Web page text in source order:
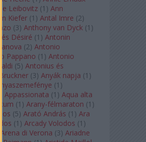
Leibovitz (1 ) Ann
Kiefer (1 ) Antal Imre (2)
(3) Anthony van Dyck (1 )
és Désiré (1 ) Antonin
(2) Antonio
Pappano (1 ) Antonio
(5) Antonius és
(3) Anyák napja (1 )
Anyaszemefénye (1 )
Appassionata (1 ) Aqua alta
(1 ) Arany-félmaraton (1 )
(5) Arató András (1 ) Ara
(1 ) Arcady Volodos (1 )
Arena di Verona (3) Ariadne